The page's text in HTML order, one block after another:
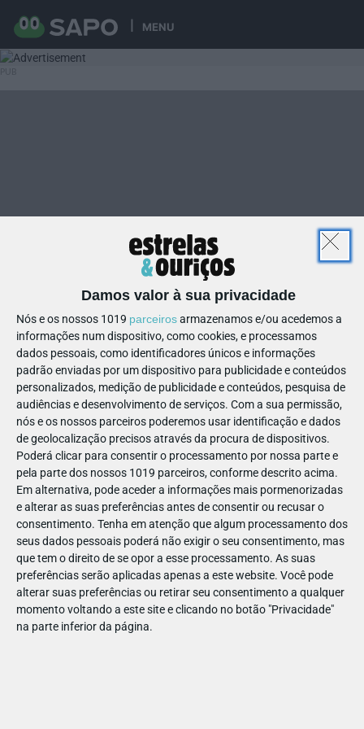
MENU
Damos valor à sua privacidade
Nós e os nossos 1019 parceirosarmazenamos e/ou acedemos a
informações num dispositivo, como cookies, e processamos
dados pessoais, como identificadores únicos e informações
padrão enviadas por um dispositivo para publicidade e conteúdos
personalizados, medição de publicidade e conteúdos, pesquisa de
audiências e desenvolvimento de serviços. Com a sua permissão,
nós e os nossos parceiros poderemos usar identificação e dados
de geolocalização precisos através da procura de dispositivos.
Poderá clicar para consentir o processamento por nossa parte e
pela parte dos nossos 1019 parceiros, conforme descrito acima.
Em alternativa, pode aceder a informações mais pormenorizadas
e alterar as suas preferências antes de consentir ou recusar o
consentimento. Tenha em atenção que algum processamento dos
seus dados pessoais poderá não exigir o seu consentimento, mas
que tem o direito de se opor a esse processamento. As suas
preferências serão aplicadas apenas a este website. Você pode
alterar suas preferências ou retirar seu consentimento a qualquer
momento voltando a este site e clicando no botão "Privacidade"
na parte inferior da página.
10
118434651309799